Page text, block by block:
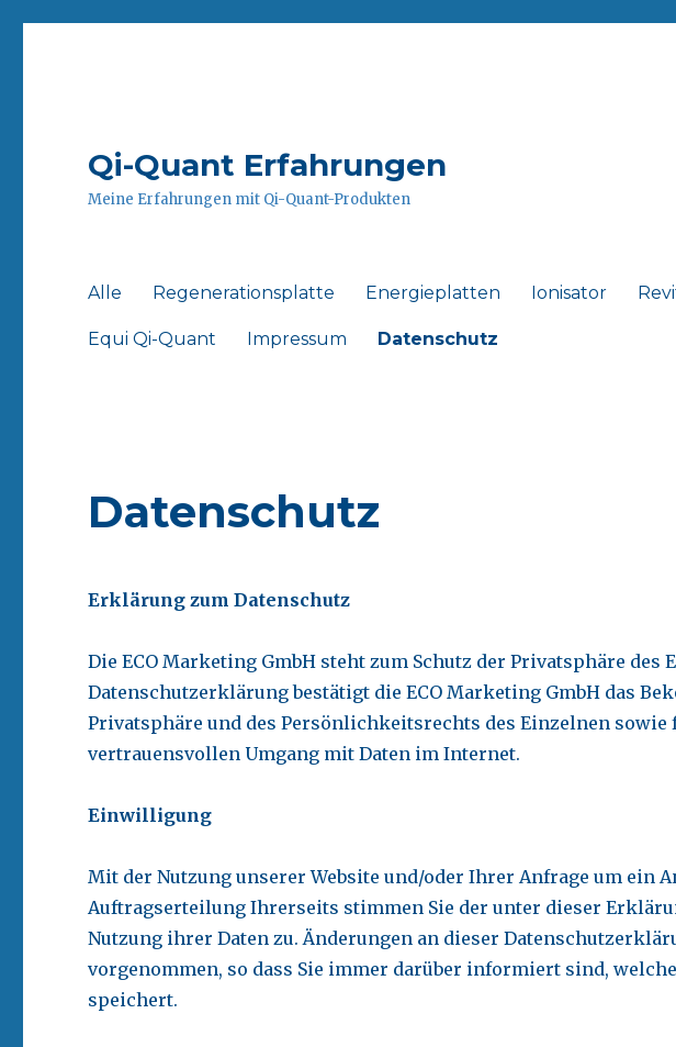
Qi-Quant Erfahrungen
Meine Erfahrungen mit Qi-Quant-Produkten
Alle Regenerationsplatte Energieplatten Ionisator
Equi Qi-Quant Impressum Datenschutz
Datenschutz
Erklärung zum Datenschutz
Die ECO Marketing GmbH steht zum Schutz der Privatsphäre
Datenschutzerklärung bestätigt die ECO Marketing GmbH das
Privatsphäre und des Persönlichkeitsrechts des Einzelnen sowie
vertrauensvollen Umgang mit Daten im Internet.
Einwilligung
Mit der Nutzung unserer Website und/oder Ihrer Anfrage um ein
Auftragserteilung Ihrerseits stimmen Sie der unter dieser
Nutzung ihrer Daten zu. Änderungen an dieser
vorgenommen, so dass Sie immer darüber informiert sind,
speichert.